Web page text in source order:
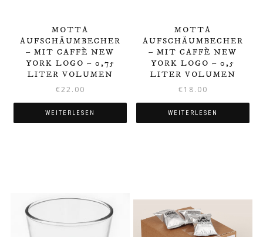
MOTTA
AUFSCHÄUMBECHER
– MIT CAFFÈ NEW
YORK LOGO – 0,75
LITER VOLUMEN
€22.00
WEITERLESEN
MOTTA
AUFSCHÄUMBECHER
– MIT CAFFÈ NEW
YORK LOGO – 0,5
LITER VOLUMEN
€18.00
WEITERLESEN